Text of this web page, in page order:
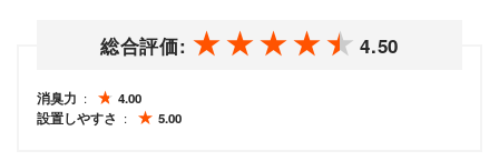
総合評価: 4.50
消臭力
4.00
設置しやすさ
5.00